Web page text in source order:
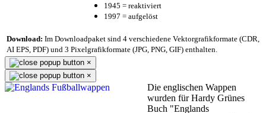
1945 = reaktiviert
1997 = aufgelöst
Download: Im Downloadpaket sind 4 verschiedene Vektorgrafikformate (CDR,
AI EPS, PDF) und 3 Pixelgrafikformate (JPG, PNG, GIF) enthalten.
×
×
Die englischen Wappen
wurden für Hardy Grünes
Buch "Englands